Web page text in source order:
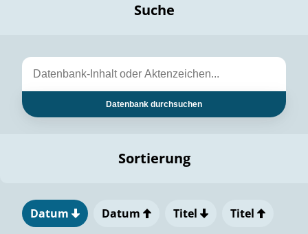
Suche
Datenbank durchsuchen
Sortierung
Datum Datum Titel Titel